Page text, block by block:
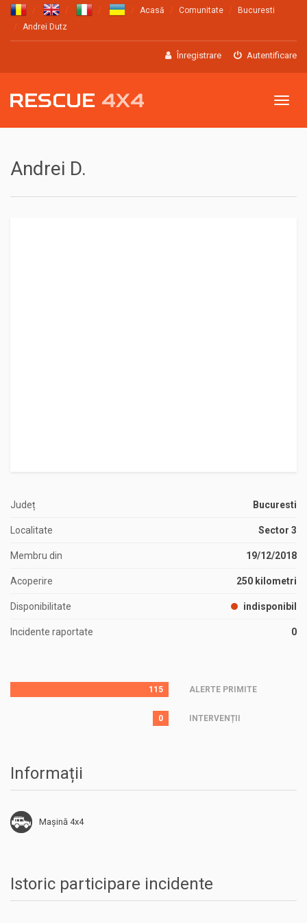
Acasă Comunitate
Bucuresti
Andrei Dutz
Înregistrare Autentificare
Meniu
Andrei D.
Județ Bucuresti
Localitate Sector 3
Membru din 19/12/2018
Acoperire 250 kilometri
Disponibilitate indisponibil
Incidente raportate 0
115
0
ALERTE PRIMITE
INTERVENȚII
Informații
Mașină 4x4
Istoric participare incidente